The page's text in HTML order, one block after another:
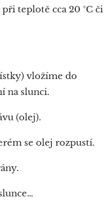
teplotě cca 20 °C či
vložíme do
na slunci.
(olej).
se olej rozpustí.